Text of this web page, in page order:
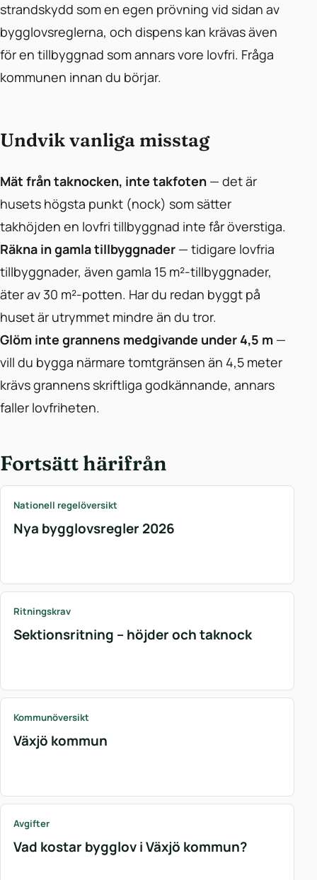
strandskydd som en egen prövning vid sidan av
bygglovsreglerna, och dispens kan krävas även
för en tillbyggnad som annars vore lovfri. Fråga
kommunen innan du börjar.
Undvik vanliga misstag
Mät från taknocken, inte takfoten — det är
husets högsta punkt (nock) som sätter
takhöjden en lovfri tillbyggnad inte får överstiga.
Räkna in gamla tillbyggnader — tidigare lovfria
tillbyggnader, även gamla 15 m²-tillbyggnader,
äter av 30 m²-potten. Har du redan byggt på
huset är utrymmet mindre än du tror.
Glöm inte grannens medgivande under 4,5 m —
vill du bygga närmare tomtgränsen än 4,5 meter
krävs grannens skriftliga godkännande, annars
faller lovfriheten.
Fortsätt härifrån
Nationell regelöversikt
Nya bygglovsregler 2026
Ritningskrav
Sektionsritning – höjder och taknock
Kommunöversikt
Växjö kommun
Avgifter
Vad kostar bygglov i Växjö kommun?